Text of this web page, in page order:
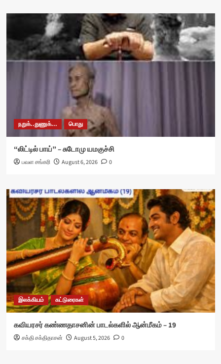
நறுக்..துணுக்... பொது
“லிட்டில் பாய்” – சுடோமு யமகுச்சி
பவள சங்கரி August 6, 2026 0
இலக்கியம் கட்டுரைகள்
கவியரசர் கண்ணதாசனின் பாடல்களில் ஆன்மீகம் – 19
சக்தி சக்திதாசன் August 5, 2026 0